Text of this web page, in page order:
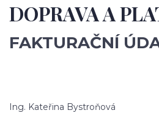
DOPRAVA A
FAKTURAČNÍ
Ing. Kateřina Bystroňová